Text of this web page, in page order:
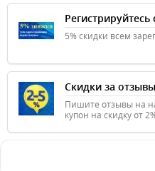
Регистрируйтесь
5% скидки всем
Скидки за
Пишите отзывы на
купон на скидку от